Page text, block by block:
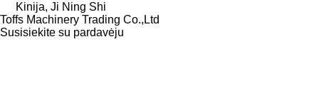
Kinija, Ji Ning Shi
Toffs Machinery Trading Co.,Ltd
Susisiekite su pardavėju